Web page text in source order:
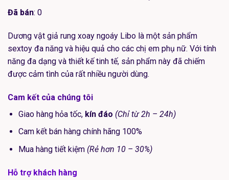
650.000₫.là:
550.000₫.
Đã bán: 0
Dương vật giả rung xoay ngoáy Libo là một sản phẩm
sextoy đa năng và hiệu quả cho các chị em phụ nữ. Với tính
năng đa dạng và thiết kế tinh tế, sản phẩm này đã chiếm
được cảm tình của rất nhiều người dùng.
Cam kết của chúng tôi
Giao hàng hỏa tốc, kín đáo (Chỉ từ 2h – 24h)
Cam kết bán hàng chính hãng 100%
Mua hàng tiết kiệm (Rẻ hơn 10 – 30%)
Hỗ trợ khách hàng